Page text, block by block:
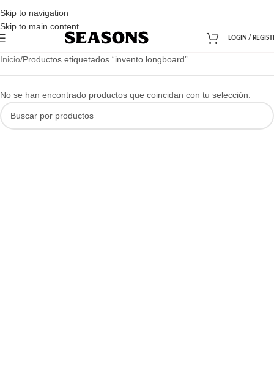
Skip to navigation
Skip to main content
LOGIN /
Inicio Productos etiquetados “invento longboard”
No se han encontrado productos que coincidan con tu selección.